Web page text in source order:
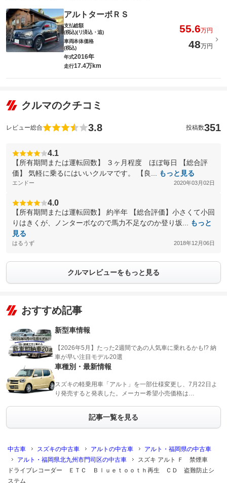
アルトターボＲＳ
支払総額
(税込)(リ済込・追)
55.6万円
車両本体価格
(税込)
48万円
年式2016年
走行17.4万km
クルマのクチコミ
レビュー総合 3.8 投稿数351
4.1
【所有期間または運転回数】 ３ヶ月程度 ほぼ毎日 【総合評
価】 気軽に乗るにはいいクルマです。 【良...
もっと見る
エンドー 2020年03月02日
4.0
【所有期間または運転回数】 約半年 【総合評価】小さくて小回
りはきくが、ノンターボなので馬力不足なのか登り坂...
もっと
見る
はるうず 2018年12月06日
クルマレビューをもっと見る
おすすめ記事
新型車情報
【2026年5月】たった2週間であの人気車に乗れるかも!? 納
車が早い注目モデル20選
車種別・最新情報
スズキの軽乗用車「アルト」を一部仕様変更し、7月22日よ
り発売すると発表した。メーカー希望小売価格は…
記事一覧を見る
中古車 スズキの中古車 アルトの中古車
アルト・福岡県の中古車
アルト・福岡県北九州市門司区の中古車
スズキ アルト Ｆ 禁煙車
ドライブレコーダー ＥＴＣ Ｂｌｕｅｔｏｏｔｈ再生 ＣＤ 盗難防止シ
ステム